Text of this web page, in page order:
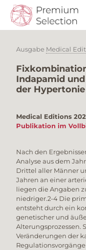
Ausgabe Medical
Indapamid
der Hypertonie
Medical Editions
Publikation im
Nach den
Analyse aus dem
Drittel aller Männer
Jahren an einer
liegen die Angaben
niedriger.2-4 Die
entsteht durch ein
genetischer und
Alterungsprozessen.
Veränderungen der